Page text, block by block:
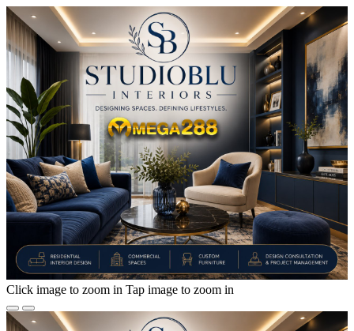
Click image to zoom in Tap image to zoom in